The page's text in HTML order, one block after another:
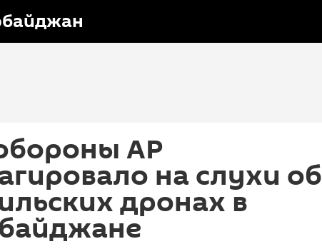
АР
на слухи об
дронах в